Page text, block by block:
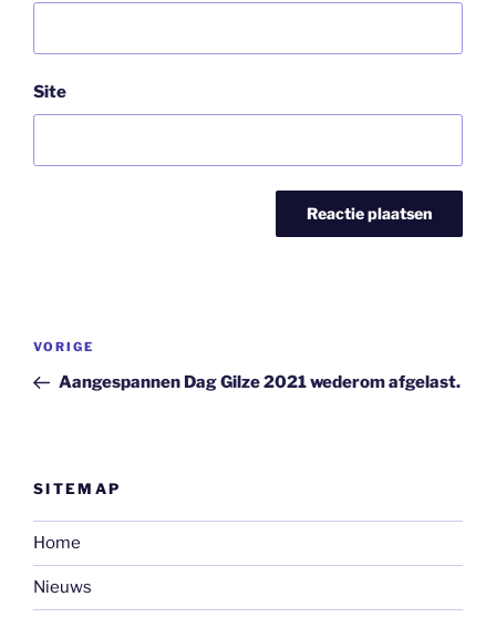
Site
Bericht
Vorig
bericht
VORIGE
Aangespannen Dag Gilze 2021 wederom afgelast.
SITEMAP
Home
Nieuws